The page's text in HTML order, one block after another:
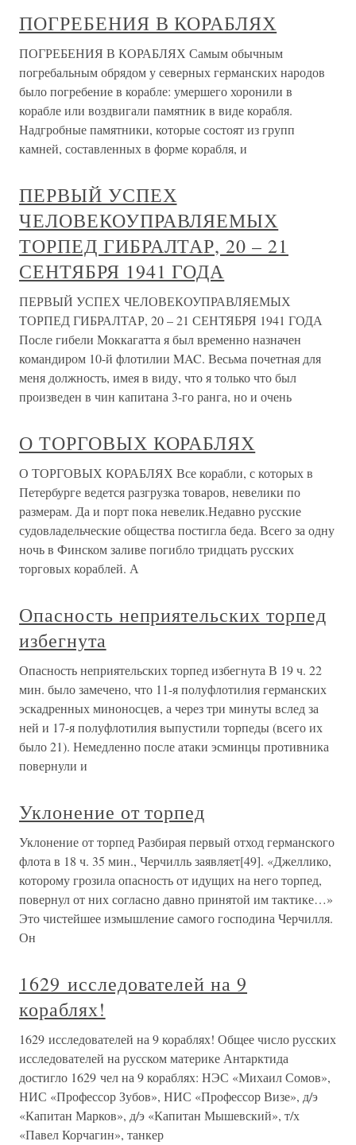
ПОГРЕБЕНИЯ В КОРАБЛЯХ
ПОГРЕБЕНИЯ В КОРАБЛЯХ Самым обычным
погребальным обрядом у северных германских народов
было погребение в корабле: умершего хоронили в
корабле или воздвигали памятник в виде корабля.
Надгробные памятники, которые состоят из групп
камней, составленных в форме корабля, и
ПЕРВЫЙ УСПЕХ
ЧЕЛОВЕКОУПРАВЛЯЕМЫХ
ТОРПЕД ГИБРАЛТАР, 20 – 21
СЕНТЯБРЯ 1941 ГОДА
ПЕРВЫЙ УСПЕХ ЧЕЛОВЕКОУПРАВЛЯЕМЫХ
ТОРПЕД ГИБРАЛТАР, 20 – 21 СЕНТЯБРЯ 1941 ГОДА
После гибели Моккагатта я был временно назначен
командиром 10-й флотилии MAC. Весьма почетная для
меня должность, имея в виду, что я только что был
произведен в чин капитана 3-го ранга, но и очень
О ТОРГОВЫХ КОРАБЛЯХ
О ТОРГОВЫХ КОРАБЛЯХ Все корабли, с которых в
Петербурге ведется разгрузка товаров, невелики по
размерам. Да и порт пока невелик.Недавно русские
судовладельческие общества постигла беда. Всего за одну
ночь в Финском заливе погибло тридцать русских
торговых кораблей. А
Опасность неприятельских торпед
избегнута
Опасность неприятельских торпед избегнута В 19 ч. 22
мин. было замечено, что 11-я полуфлотилия германских
эскадренных миноносцев, а через три минуты вслед за
ней и 17-я полуфлотилия выпустили торпеды (всего их
было 21). Немедленно после атаки эсминцы противника
повернули и
Уклонение от торпед
Уклонение от торпед Разбирая первый отход германского
флота в 18 ч. 35 мин., Черчилль заявляет[49]. «Джеллико,
которому грозила опасность от идущих на него торпед,
повернул от них согласно давно принятой им тактике…»
Это чистейшее измышление самого господина Черчилля.
Он
1629 исследователей на 9
кораблях!
1629 исследователей на 9 кораблях! Общее число русских
исследователей на русском материке Антарктида
достигло 1629 чел на 9 кораблях: НЭС «Михаил Сомов»,
НИС «Профессор Зубов», НИС «Профессор Визе», д/э
«Капитан Марков», д/э «Капитан Мышевский», т/х
«Павел Корчагин», танкер